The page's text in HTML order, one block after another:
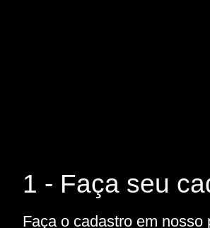
1 - Faça seu
Faça o cadastro em nosso